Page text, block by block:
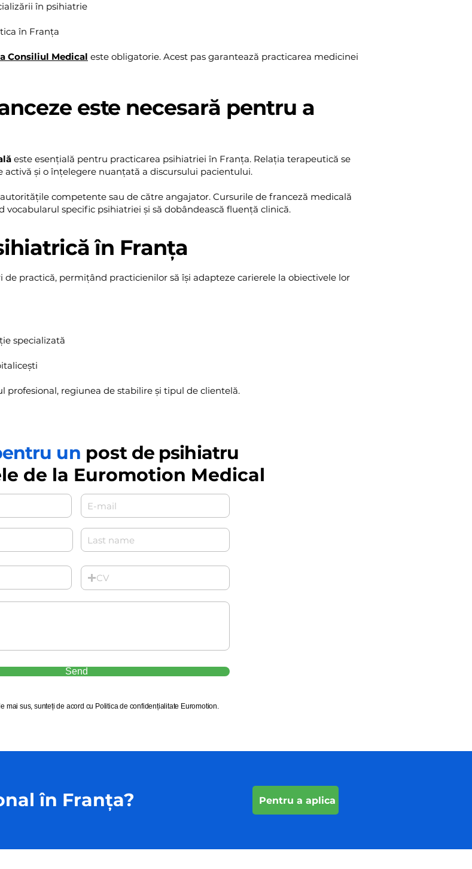
în psihiatrie
în Franța
Consiliul Medical este obligatorie. Acest pas garantează practicarea medicinei
este necesară pentru a
este esențială pentru practicarea psihiatriei în Franța. Relația terapeutică se
și o înțelegere nuanțată a discursului pacientului.
competente sau de către angajator. Cursurile de franceză medicală
specific psihiatriei și să dobândească fluență clinică.
în Franța
practică, permițând practicienilor să își adapteze carierele la obiectivele lor
specializată
regiunea de stabilire și tipul de clientelă.
un postde psihiatru
de la Euromotion Medical
CV
Send
mai sus, sunteți de acord cu Politica de confidențialitate Euromotion.
în Franța? Pentru a aplica